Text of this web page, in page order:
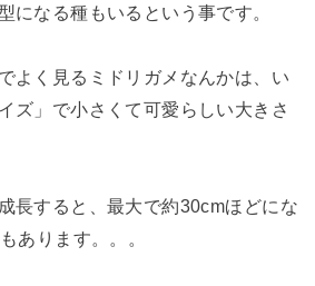
になる種もいるという事です。
よく見るミドリガメなんかは、い
ズ」で小さくて可愛らしい大きさ
長すると、最大で約30cmほどにな
あります。。。